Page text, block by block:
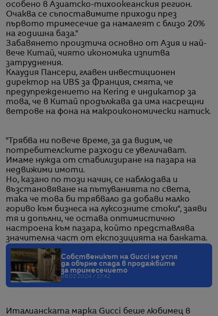
особено в Азиатско-тихоокеанския регион.
Очаква се съпоставимите приходи през
първото тримесечие да намалеят с близо 20%
на годишна база."
Забавянето произтича основно от Азия и най-
вече Китай, чиято икономика изпитва
затруднения.
Клаудия Пансери, главен инвестиционен
директор на UBS за Франция, смята, че
предупреждението на Kering е индикатор за
това, че в Китай продължава да има насрещни
ветрове на фона на макроикономически натиск.
"Трябва ни повече време, за да видим, че
потребителските разходи се увеличават.
Имаме нужда от стабилизиране на пазара на
недвижими имоти.
Но, казано по този начин, се наблюдава и
възстановяване на пътуванията по света,
така че това би трябвало да добави малко
гориво към бизнеса на луксозните стоки", заяви
тя и допълни, че остава оптимистично
настроена към пазара, който представлява
значителна част от експозицията на банката.
Собственикът на Gucci не успя
да обърне спада в продажбите
за тримесечието
08.02.2024 / 17:42
Италианската марка Gucci беше любимец в